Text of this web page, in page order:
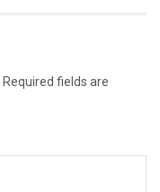
Required fields are